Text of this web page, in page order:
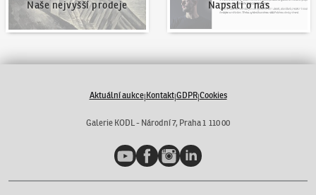
Naše nejvyšší prodeje Napsali o nás
Aktuální aukce|Kontakt|GDPR|Cookies
Galerie KODL - Národní 7, Praha 1 110 00
YouTubeFacebookInstagramLinkedIn